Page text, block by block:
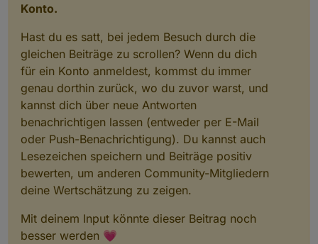
Konto.
Hast du es satt, bei jedem Besuch durch die
gleichen Beiträge zu scrollen? Wenn du dich
für ein Konto anmeldest, kommst du immer
genau dorthin zurück, wo du zuvor warst, und
kannst dich über neue Antworten
benachrichtigen lassen (entweder per E-Mail
oder Push-Benachrichtigung). Du kannst auch
Lesezeichen speichern und Beiträge positiv
bewerten, um anderen Community-Mitgliedern
deine Wertschätzung zu zeigen.
Mit deinem Input könnte dieser Beitrag noch
besser werden 💗